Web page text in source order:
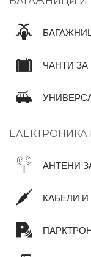
ЧАНТИ
АНТЕНИ
КАБЕЛИ И